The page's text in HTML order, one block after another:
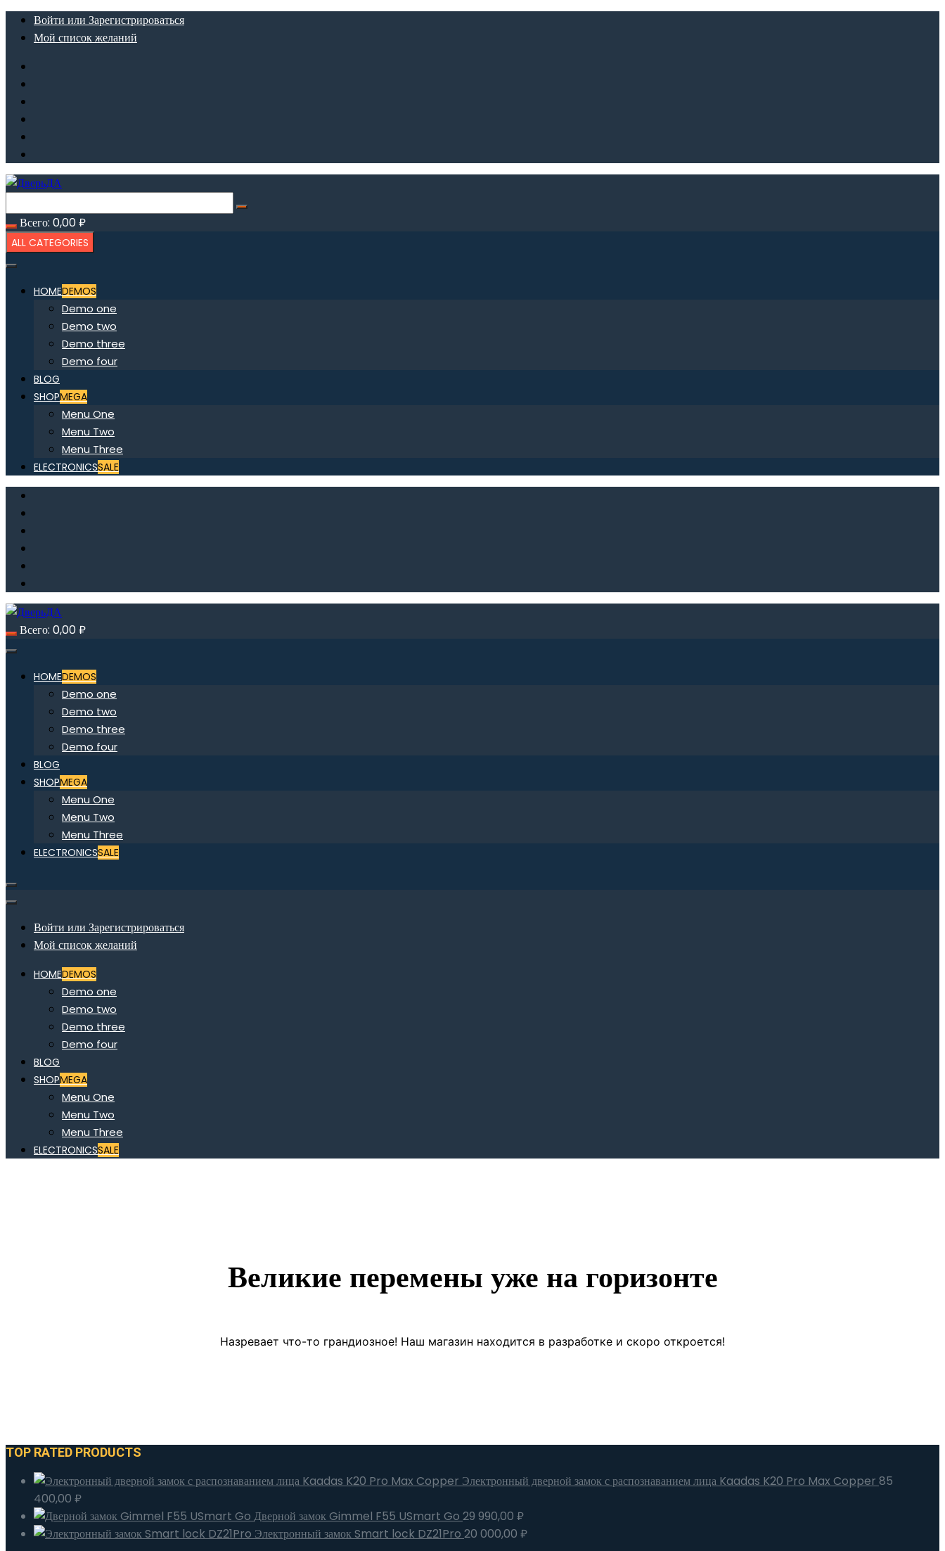
ПерейтиВойти или Зарегистрироваться
Мой список желаний
Всего: 0,00₽
ALL CATEGORIES
HOMEDEMOS
Demo one
Demo two
Demo three
Demo four
BLOG
SHOPMEGA
Menu One
Menu Two
Menu Three
ELECTRONICSSALE
Всего: 0,00₽
HOMEDEMOS
Demo one
Demo two
Demo three
Demo four
BLOG
SHOPMEGA
Menu One
Menu Two
Menu Three
ELECTRONICSSALE
Войти или Зарегистрироваться
Мой список желаний
HOMEDEMOS
Demo one
Demo two
Demo three
Demo four
BLOG
SHOPMEGA
Menu One
Menu Two
Menu Three
ELECTRONICSSALE
Великие перемены уже на горизонте
Назревает что-то грандиозное! Наш магазин находится в разработке и скоро откроется!
TOP RATED PRODUCTS
Электронный дверной замок с распознаванием лица Kaadas K20 Pro Max Copper 85
400,00 ₽
Дверной замок Gimmel F55 USmart Go 29 990,00 ₽
Электронный замок Smart lock DZ21Pro 20 000,00 ₽